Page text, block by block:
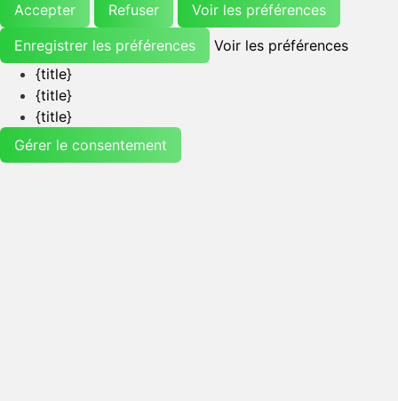
Accepter
Refuser
Voir les préférences
Enregistrer les préférences
Voir les préférences
{title}
{title}
{title}
Gérer le consentement